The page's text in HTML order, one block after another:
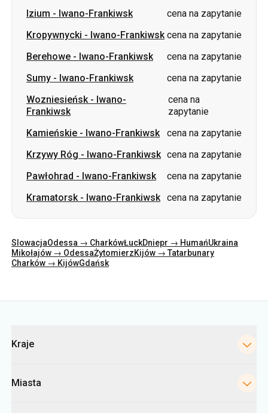
Sumy-Iwano-Frankiwsk
cena na zapytanie
Wozniesieńsk-Iwano-
cena na
Pawłohrad
cena na zapytanie
Kramatorsk-Iwano-Frankiwsk cena na zapytanie
SlowacjaOdessa → CharkówŁuckDniepr → HumańUkraina
Charków → KijówGdańsk
Kategorie